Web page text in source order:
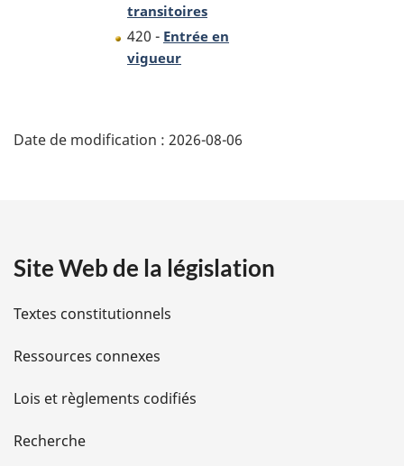
transitoires
420 - Entrée en
vigueur
é
i
l
s
d
e
Date de modification : 2026-08-06
Site Web de la législation
Textes constitutionnels
Ressources connexes
Lois et règlements codifiés
Recherche